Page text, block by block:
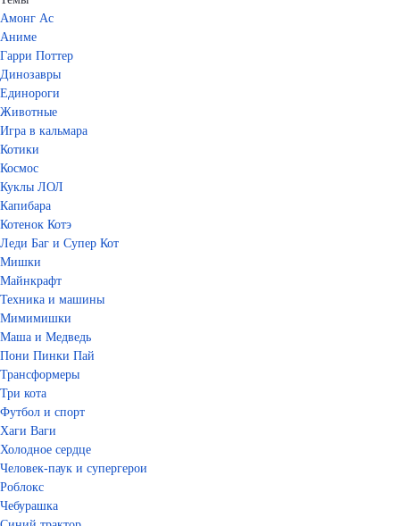
Амонг Ас
Аниме
Гарри Поттер
Динозавры
Единороги
Животные
Игра в кальмара
Котики
Космос
Куклы ЛОЛ
Капибара
Котенок Котэ
Леди Баг и Супер Кот
Мишки
Майнкрафт
Техника и машины
Мимимишки
Маша и Медведь
Пони Пинки Пай
Трансформеры
Три кота
Футбол и спорт
Хаги Ваги
Холодное сердце
Человек-паук и супергерои
Роблокс
Чебурашка